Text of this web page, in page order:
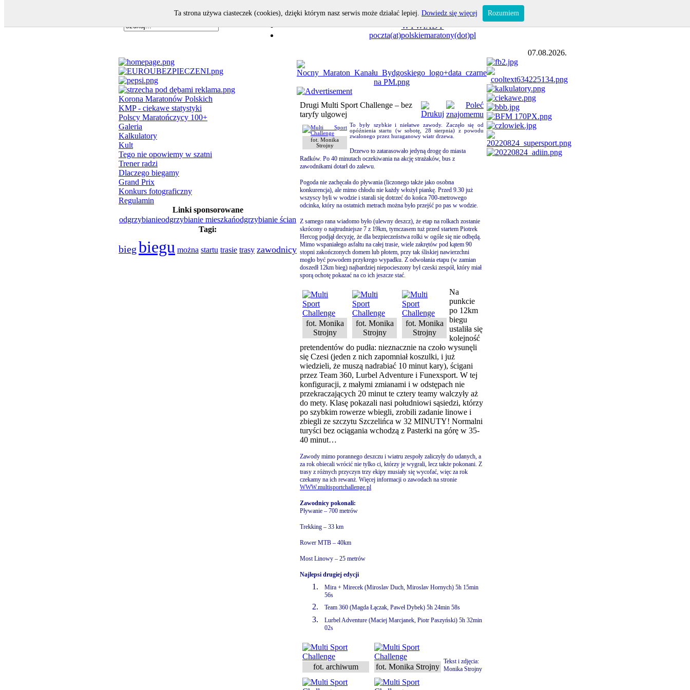
OPOWIEDZ I TY!
WYWIADY
poczta(at)polskiemaratony(dot)pl
07.08.2026.
Korona Maratonów Polskich
KMP - ciekawe statystyki
Polscy Maratończycy 100+
Galeria
Kalkulatory
Kult
Tego nie opowiemy w szatni
Trener radzi
Dlaczego biegamy
Grand Prix
Konkurs fotograficzny
Regulamin
Linki sponsorowane
odgrzybianieodgrzybianie mieszkańodgrzybianie ścian
Tagi:
bieg biegu można startu trasie trasy zawodnicy
Drugi Multi Sport Challenge – bez
taryfy ulgowej
fot. Monika
Strojny
To były szybkie i niełatwe zawody. Zaczęło się od
opóźnienia startu (w sobotę, 28 sierpnia) z powodu
zwalonego przez huraganowy wiatr drzewa.
Drzewo to zatarasowało jedyną drogę do miasta
Radków. Po 40 minutach oczekiwania na akcję strażaków, bus z
zawodnikami dotarł do zalewu.
Pogoda nie zachęcała do pływania (liczonego także jako osobna
konkurencja), ale mimo chłodu nie każdy włożył piankę. Przed 9.30 już
wszyscy byli w wodzie i starali się dotrzeć do końca 700-metrowego
odcinka, który na ostatnich metrach można było przejść po pas w wodzie.
Z samego rana wiadomo było (ulewny deszcz), że etap na rolkach zostanie
skrócony o najtrudniejsze 7 z 19km, tymczasem tuż przed startem Piotrek
Hercog podjął decyzję, że dla bezpieczeństwa rolki w ogóle się nie odbędą.
Mimo wspaniałego asfaltu na całej trasie, wiele zakrętów pod kątem 90
stopni zakończonych domem lub płotem, przy tak śliskiej nawierzchni
mogło być powodem przykrego wypadku. Z odwołania etapu (w zamian
doszedł 12km bieg) najbardziej niepocieszony był czeski zespół, który miał
sporą ochotę pokazać na co ich jeszcze stać.
fot. Monika
Strojny
fot. Monika
Strojny
fot. Monika
Strojny
Na
punkcie
po 12km
biegu
ustaliła się
kolejność
pretendentów do pudła: nieznacznie na czoło wysunęli
się Czesi (jeden z nich zapomniał koszulki, i już
wiedzieli, że muszą nadrabiać 10 minut kary), ścigani
przez Team 360, Lurbel Adventure i Funexsport. W tej
konfiguracji, z małymi zmianami i w odstępach nie
przekraczających 20 minut te cztery teamy walczyły aż
do mety. Klasę pokazali nasi południowi sąsiedzi, którzy
po szybkim rowerze wbiegli, zrobili zadanie linowe i
zbiegli ze szczytu Szczelińca w 32 MINUTY! Normalni
turyści bez ociągania wchodzą z Pasterki na górę w 35-
40 minut…
Zawody mimo porannego deszczu i wiatru zespoły zaliczyły do udanych, a
za rok obiecali wrócić nie tylko ci, którzy je wygrali, lecz także pokonani. Z
trasy z różnych przyczyn trzy ekipy musiały się wycofać, więc za rok
czekamy na ich rewanż. Więcej informacji o zawodach na stronie
WWW.multisportchallenge.pl
Zawodnicy pokonali:
Pływanie – 700 metrów
Trekking – 33 km
Rower MTB – 40km
Most Linowy – 25 metrów
Najlepsi drugiej edycji
1.
Mira + Mirecek (Miroslav Duch, Miroslav Hornych) 5h 15min
56s
2. Team 360 (Magda Łączak, Paweł Dybek) 5h 24min 58s
3.
Lurbel Adventure (Maciej Marcjanek, Piotr Paszyński) 5h 32min
02s
fot. archiwum fot. Monika Strojny
Tekst i zdjęcia:
Monika Strojny
Ta strona używa ciasteczek (cookies), dzięki którym nasz serwis może działać lepiej. Dowiedz się więcej Rozumiem